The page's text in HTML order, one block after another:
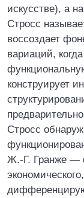
искусстве), а
Стросс
воссоздает
вариаций,
конструирует
Стросс
Ж.-Г. Гранже —